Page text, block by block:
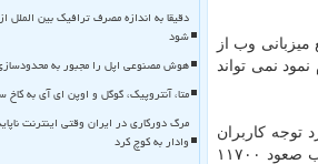
وب از
نمی تواند
توجه کاربران
قرار گرفته است. ماسک هفته گذشته در توییتی نوشت: از سیگنال استفاده کنید. این سفارش پیامد غیرمنتظره ای داشت و سبب صعود ۱۱۷۰۰
دقیقا به اندازه مصرف ترافیک بین
شود
هوش مصنوعی اپل را مجبور به
متا، آنتروپیک، گوگل و اوپن ای آی به
مرگ دورکاری در ایران وقتی اینترنت
وادار به کوچ کرد